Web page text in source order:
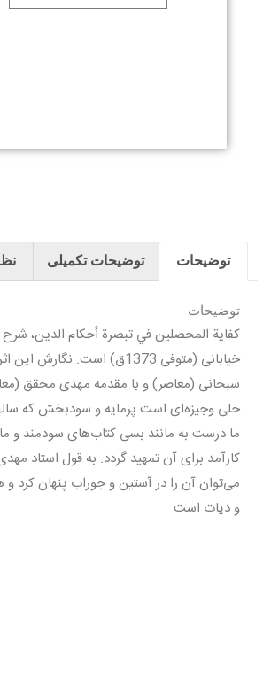
توضیحات توضیحات تکمیلی
توضیحات
و دیات است